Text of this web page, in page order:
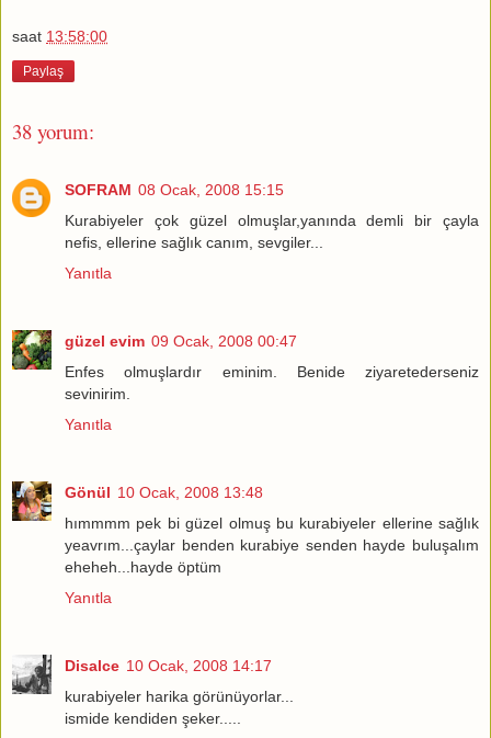
saat 13:58:00
Paylaş
38 yorum:
SOFRAM 08 Ocak, 2008 15:15
Kurabiyeler çok güzel olmuşlar,yanında demli bir çayla
nefis, ellerine sağlık canım, sevgiler...
Yanıtla
güzel evim 09 Ocak, 2008 00:47
Enfes olmuşlardır eminim. Benide ziyaretederseniz
sevinirim.
Yanıtla
Gönül 10 Ocak, 2008 13:48
hımmmm pek bi güzel olmuş bu kurabiyeler ellerine sağlık
yeavrım...çaylar benden kurabiye senden hayde buluşalım
eheheh...hayde öptüm
Yanıtla
Disalce 10 Ocak, 2008 14:17
kurabiyeler harika görünüyorlar...
ismide kendiden şeker.....